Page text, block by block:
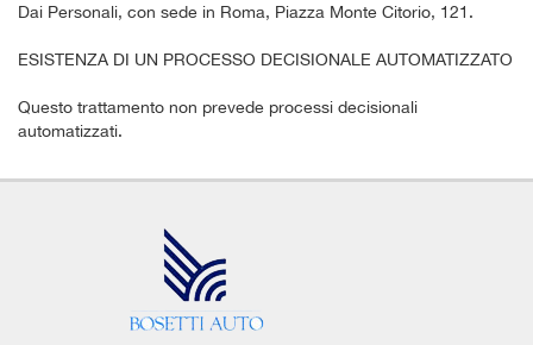
Dai Personali, con sede in Roma, Piazza Monte Citorio, 121.
ESISTENZA DI UN PROCESSO DECISIONALE AUTOMATIZZATO
Questo trattamento non prevede processi decisionali
automatizzati.